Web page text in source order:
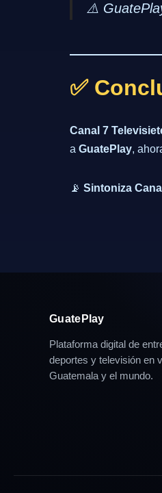
⚠️
✅
Canal 7
a GuatePlay,
📡 Sintoniza
GuatePlay
Plataforma digital de
deportes y televisión en
Guatemala y el mundo.